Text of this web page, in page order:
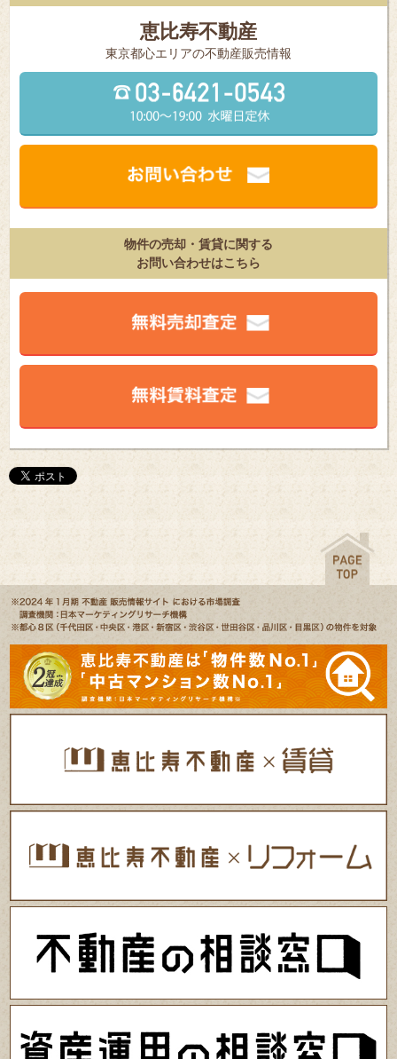
恵比寿不動産
東京都⼼エリアの不動産販売情報
物件の売却・賃貸に関する
お問い合わせはこちら